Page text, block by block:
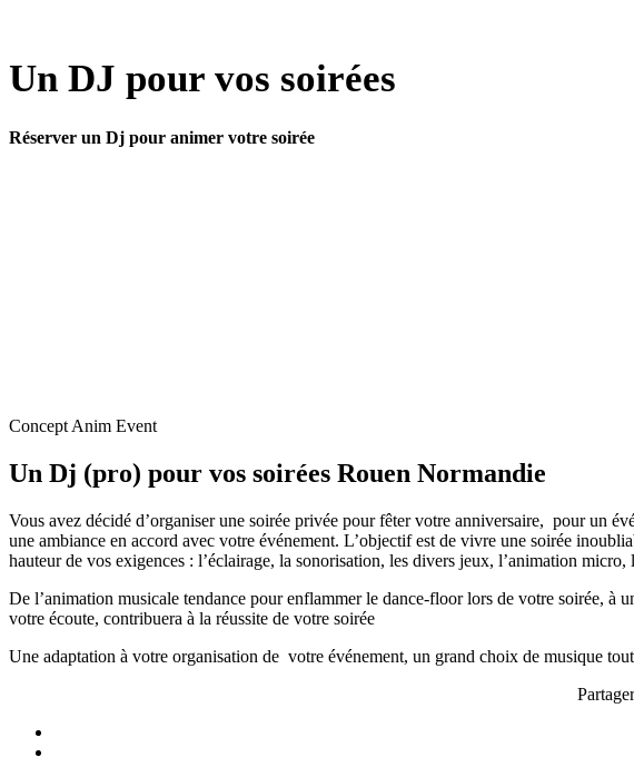
Un DJ pour vos soirées
Réserver un Dj pour animer votre soirée
Concept Anim Event
Un Dj (pro) pour vos soirées Rouen Normandie
Vous avez décidé d’organiser une soirée privée pour fêter votre anniversaire, pour un
une ambiance en accord avec votre événement. L’objectif est de vivre une soirée
hauteur de vos exigences : l’éclairage, la sonorisation, les divers jeux, l’animation micro,
De l’animation musicale tendance pour enflammer le dance-floor lors de votre soirée, à
votre écoute, contribuera à la réussite de votre soirée
Une adaptation à votre organisation de votre événement, un grand choix de musique